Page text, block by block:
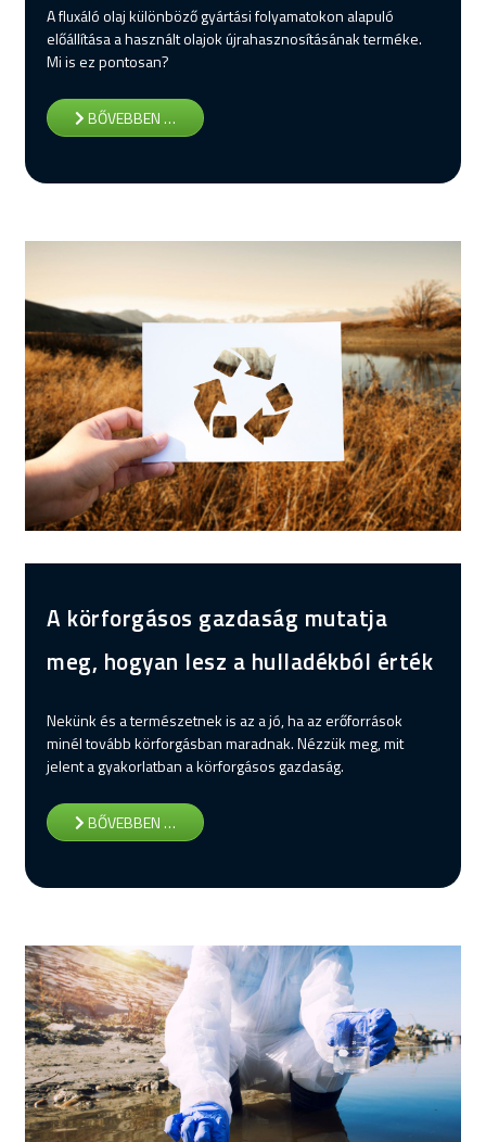
A fluxáló olaj különböző gyártási folyamatokon alapuló
előállítása a használt olajok újrahasznosításának terméke.
Mi is ez pontosan?
BŐVEBBEN …
A körforgásos gazdaság mutatja
meg, hogyan lesz a hulladékból érték
Nekünk és a természetnek is az a jó, ha az erőforrások
minél tovább körforgásban maradnak. Nézzük meg, mit
jelent a gyakorlatban a körforgásos gazdaság.
BŐVEBBEN …